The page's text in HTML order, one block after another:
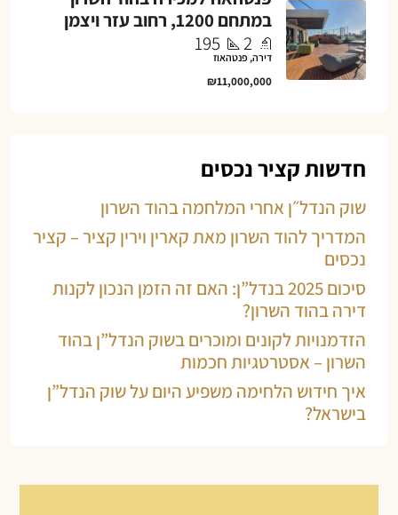
במתחם 1200, רחוב עזר ויצמן
2
195
דירה, פנטהאוז
₪11,000,000
חדשות קציר נכסים
שוק הנדל״ן אחרי המלחמה בהוד השרון
המדריך להוד השרון מאת קארין וירין קציר – קציר
נכסים
סיכום 2025 בנדל”ן: האם זה הזמן הנכון לקנות
דירה בהוד השרון?
הזדמנויות לקונים ומוכרים בשוק הנדל”ן בהוד
השרון – אסטרטגיות חכמות
איך חידוש הלחימה משפיע היום על שוק הנדל”ן
בישראל?